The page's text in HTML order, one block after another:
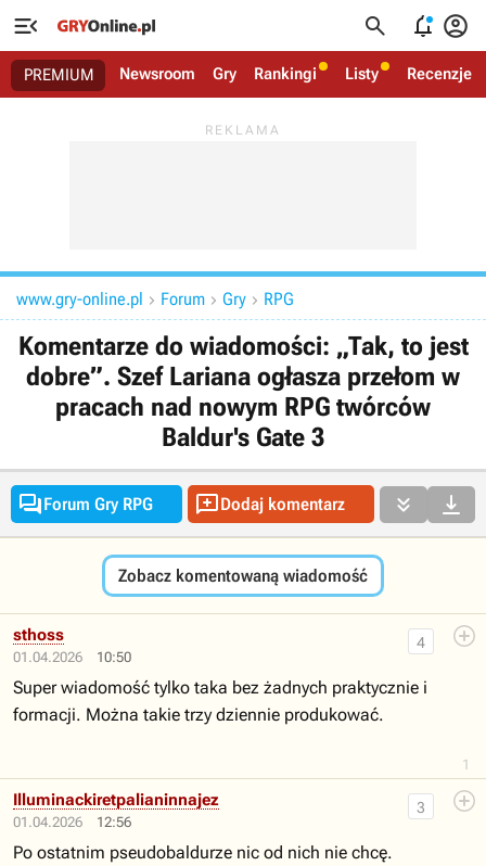
   
PREMIUM Newsroom Gry Rankingi Listy Recenzje
www.gry-online.pl  Forum  Gry  RPG
Komentarze do wiadomości: „Tak, to jest
dobre”. Szef Lariana ogłasza przełom w
pracach nad nowym RPG twórców
Baldur's Gate 3
Forum Gry RPG Dodaj komentarz  
Zobacz komentowaną wiadomość
01.04.2026 10:50
1
4
sthoss
Super wiadomość tylko taka bez żadnych praktycznie i
formacji. Można takie trzy dziennie produkować.
01.04.2026 12:56
3
Illuminackiretpalianinnajezdzcazdalekiegokosmosu
Po ostatnim pseudobaldurze nic od nich nie chcę.